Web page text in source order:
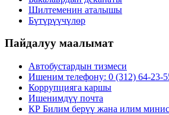
Шилтеменин аталышы
Бүтүрүүчүлөр
Пайдалуу маалымат
Автобустардын тизмеси
Ишеним телефону: 0 (312) 64-23-
Коррупцияга каршы
Ишенимдүү почта
КР Билим берүү жана илим